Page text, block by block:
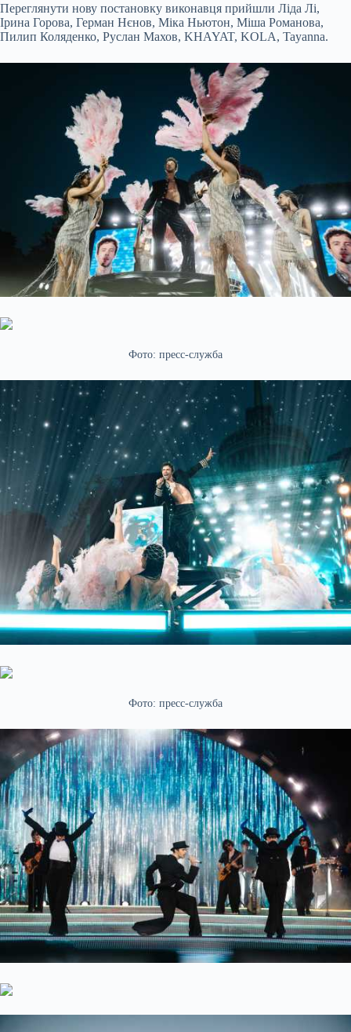
Переглянути нову постановку виконавця прийшли Ліда Лі,
Ірина Горова, Герман Нєнов, Міка Ньютон, Міша Романова,
Пилип Коляденко, Руслан Махов, KHAYAT, KOLA, Tayanna.
Фото: пресс-служба
Фото: пресс-служба